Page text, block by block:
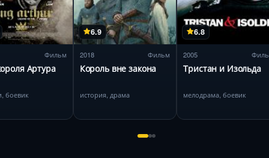
Фильм
Артура
боевик
6.9
2018 Фильм
Король вне закона
история, драма
6.8
2005
Тристан и Изольда
мелодрама, боевик